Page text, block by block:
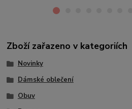
Zboží zařazeno v kategoriích
Novinky
Dámské oblečení
Obuv